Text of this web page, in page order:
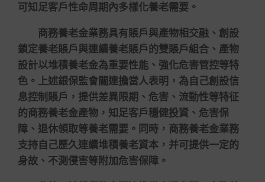
可知足客戶性命周期內多樣化養老需要。
商務養老金業務具有賬戶與產物相交融、創設
鎖定養老賬戶與連續養老賬戶的雙賬戶組合、產物
設計以堆積養老金為重要性能、強化危害管控等特
色。上述銀保監會關連擔當人表明，為自己創設信
息控制賬戶，提供差異限期、危害、流動性等特征
的商務養老金產物，知足客戶穩健投資、危害保
障、退休領取等養老需要。同時，商務養老金業務
支持自己歷久連續堆積養老資本，并可提供一定的
身故、不測侵害等附加危害保障。